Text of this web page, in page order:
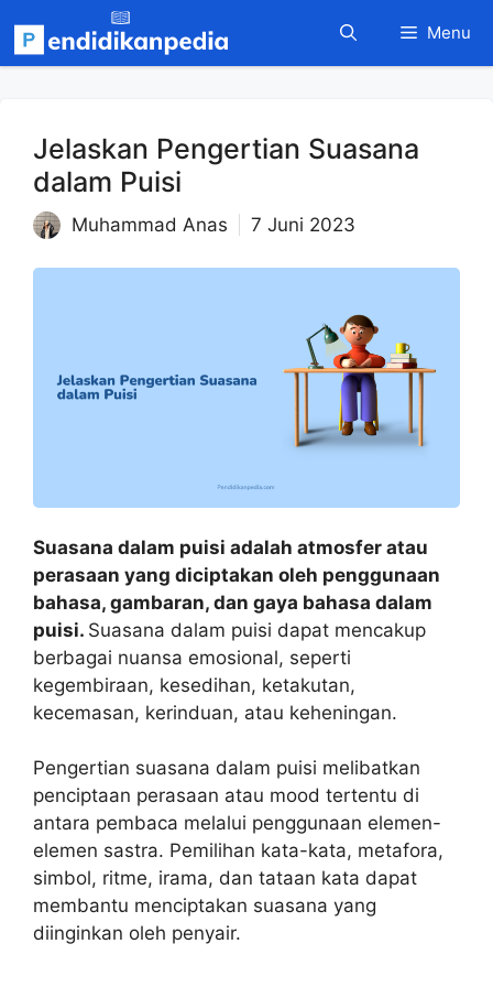
isi
Menu
Jelaskan Pengertian Suasana
dalam Puisi
Muhammad Anas 7 Juni 2023
Suasana dalam puisi adalah atmosfer atau
perasaan yang diciptakan oleh penggunaan
bahasa, gambaran, dan gaya bahasa dalam
puisi. Suasana dalam puisi dapat mencakup
berbagai nuansa emosional, seperti
kegembiraan, kesedihan, ketakutan,
kecemasan, kerinduan, atau keheningan.
Pengertian suasana dalam puisi melibatkan
penciptaan perasaan atau mood tertentu di
antara pembaca melalui penggunaan elemen-
elemen sastra. Pemilihan kata-kata, metafora,
simbol, ritme, irama, dan tataan kata dapat
membantu menciptakan suasana yang
diinginkan oleh penyair.